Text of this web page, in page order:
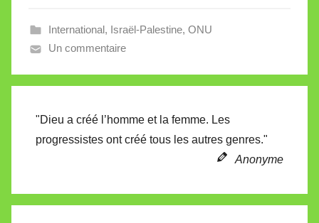
V
l
t
t
International, Israël-Palestine, ONU
Un commentaire
"Dieu a créé l’homme et la femme. Les
progressistes ont créé tous les autres genres."
Anonyme